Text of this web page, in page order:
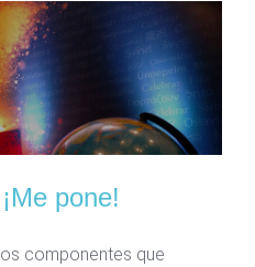
pone!
componentes que